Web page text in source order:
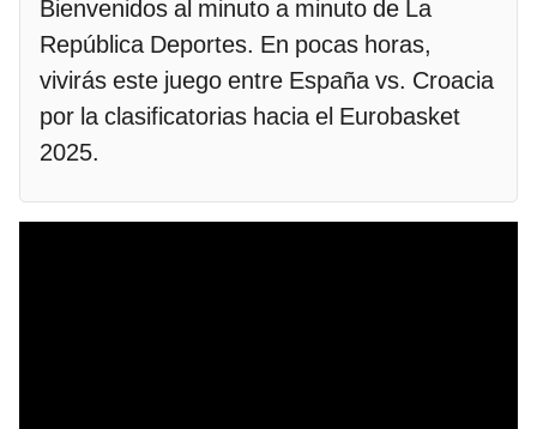
Bienvenidos al minuto a minuto de La
República Deportes. En pocas horas,
vivirás este juego entre España vs. Croacia
por la clasificatorias hacia el Eurobasket
2025.